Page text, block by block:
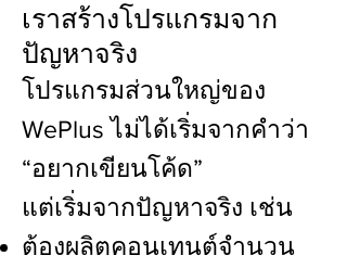
เราสร้างโปรแกรมจาก
ปัญหาจริง
โปรแกรมส่วนใหญ่ของ
WePlus ไม่ได้เริ่มจากคำว่า
“อยากเขียนโค้ด”
แต่เริ่มจากปัญหาจริง เช่น
ต้องผลิตคอนเทนต์จำนวน